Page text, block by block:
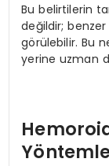
Bu belirtilerin
değildir;
görülebilir. Bu
yerine uzman